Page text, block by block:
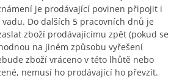
je prodávající povinen připojit i
Do dalších 5 pracovních dnů je
zboží prodávajícímu zpět (pokud se
na jiném způsobu vyřešení
zboží vráceno v této lhůtě nebo
nemusí ho prodávající ho převzít.